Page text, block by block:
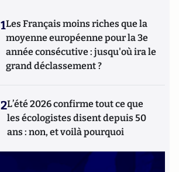
1Les Français moins riches que la
moyenne européenne pour la 3e
année consécutive : jusqu'où ira le
grand déclassement ?
2L’été 2026 confirme tout ce que
les écologistes disent depuis 50
ans : non, et voilà pourquoi